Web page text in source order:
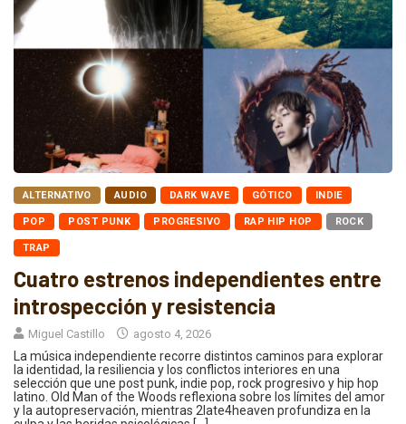
ALTERNATIVO AUDIO DARK WAVE GÓTICO INDIE
POP POST PUNK PROGRESIVO RAP HIP HOP ROCK
TRAP
Cuatro estrenos independientes entre
introspección y resistencia
Miguel Castillo agosto 4, 2026
La música independiente recorre distintos caminos para explorar
la identidad, la resiliencia y los conflictos interiores en una
selección que une post punk, indie pop, rock progresivo y hip hop
latino. Old Man of the Woods reflexiona sobre los límites del amor
y la autopreservación, mientras 2late4heaven profundiza en la